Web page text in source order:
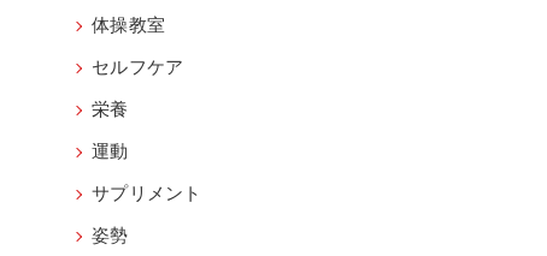
体操教室
セルフケア
栄養
運動
サプリメント
姿勢